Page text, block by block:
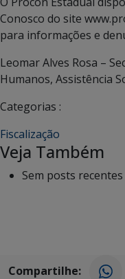
Conosco do site
para informações e
Leomar Alves Rosa –
Humanos, Assistência
Categorias :
Fiscalização
Veja Também
Sem posts
Compartilhe: